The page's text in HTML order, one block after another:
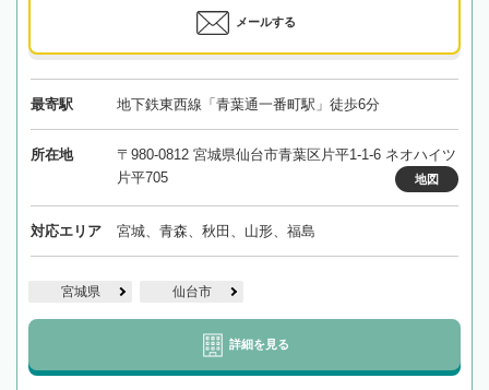
メールする
最寄駅 地下鉄東西線「青葉通一番町駅」徒歩6分
所在地
〒980-0812 宮城県仙台市青葉区片平1-1-6 ネオハイツ
片平705
地図
対応エリア 宮城、青森、秋田、山形、福島
宮城県 仙台市
詳細を見る